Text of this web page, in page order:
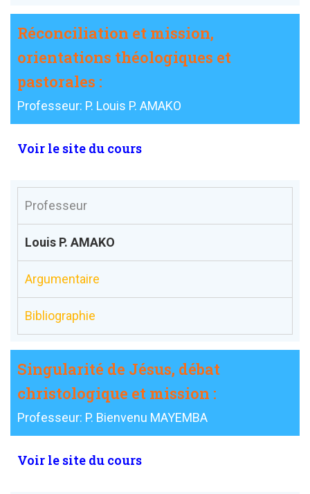
Réconciliation et mission,
orientations théologiques et
pastorales :
Professeur: P. Louis P. AMAKO
Voir le site du cours
Professeur
Louis P. AMAKO
Argumentaire
Bibliographie
Singularité de Jésus, débat
christologique et mission :
Professeur: P. Bienvenu MAYEMBA
Voir le site du cours